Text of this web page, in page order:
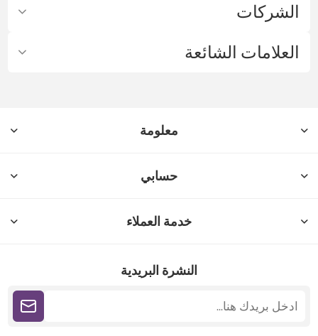
الشركات
العلامات الشائعة
معلومة
حسابي
خدمة العملاء
النشرة البريدية